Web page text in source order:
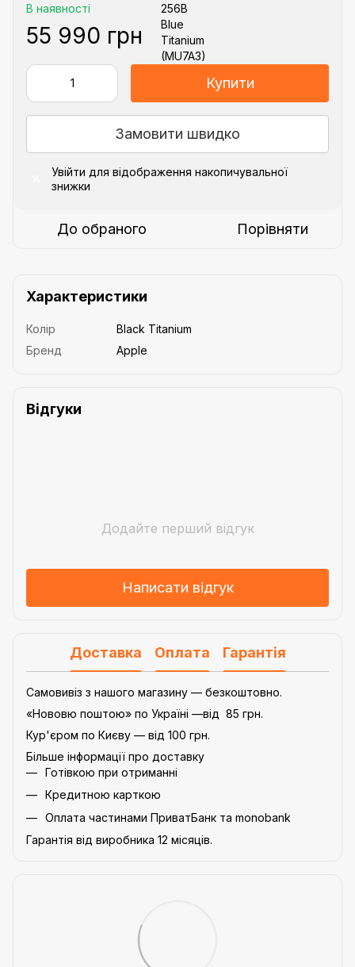
В наявності
55 990 грн
Купити
Замовити швидко
Увійти для відображення накопичувальної
знижки
До обраного Порівняти
Характеристики
Колір
Black Titanium
Бренд
Apple
Відгуки
Додайте перший відгук
Написати відгук
Доставка Оплата Гарантія
Самовивіз з нашого магазину — безкоштовно.
«Нововю поштою» по Україні —від 85 грн.
Кур'єром по Києву — від 100 грн.
Більше інформації про доставку
Готівкою при отриманні
Кредитною карткою
Оплата частинами ПриватБанк та monobank
Гарантія від виробника 12 місяців.